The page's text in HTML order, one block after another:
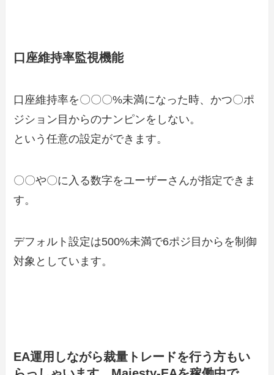
口座維持率監視機能
口座維持率を〇〇〇%未満になった時、かつ〇ポ
ジション目からのナンピンをしない。
という任意の設定ができます。
〇〇や〇に入る数字をユーザーさんが指定できま
す。
デフォルト設定は500%未満で6ポジ目からを制御
対象としています。
EA運用しながら裁量トレードを行う方もい